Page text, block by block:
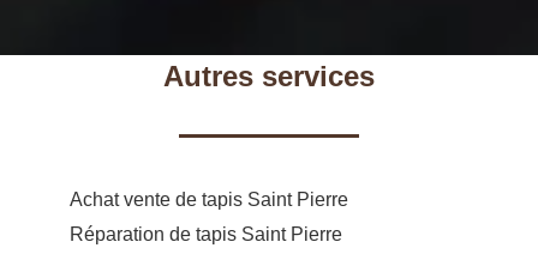
Autres services
Achat vente de tapis Saint Pierre
Réparation de tapis Saint Pierre